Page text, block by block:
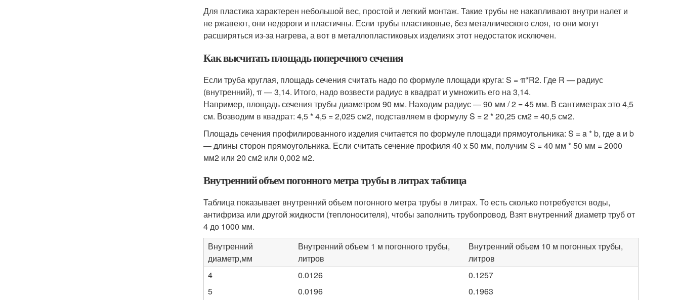
Для пластика характерен небольшой вес, простой и легкий монтаж. Такие трубы не накапливают внутри налет и
не ржавеют, они недороги и пластичны. Если трубы пластиковые, без металлического слоя, то они могут
расширяться из-за нагрева, а вот в металлопластиковых изделиях этот недостаток исключен.
Как высчитать площадь поперечного сечения
Если труба круглая, площадь сечения считать надо по формуле площади круга: S = π*R2. Где R — радиус
(внутренний), π — 3,14. Итого, надо возвести радиус в квадрат и умножить его на 3,14.
Например, площадь сечения трубы диаметром 90 мм. Находим радиус — 90 мм / 2 = 45 мм. В сантиметрах это 4,5
см. Возводим в квадрат: 4,5 * 4,5 = 2,025 см2, подставляем в формулу S = 2 * 20,25 см2 = 40,5 см2.
Площадь сечения профилированного изделия считается по формуле площади прямоугольника: S = a * b, где a и b
— длины сторон прямоугольника. Если считать сечение профиля 40 х 50 мм, получим S = 40 мм * 50 мм = 2000
мм2 или 20 см2 или 0,002 м2.
Внутренний объем погонного метра трубы в литрах таблица
Таблица показывает внутренний объем погонного метра трубы в литрах. То есть сколько потребуется воды,
антифриза или другой жидкости (теплоносителя), чтобы заполнить трубопровод. Взят внутренний диаметр труб от
4 до 1000 мм.
Внутренний
диаметр,мм
Внутренний объем 1 м погонного трубы,
литров
Внутренний объем 10 м погонных трубы,
литров
4
0.0126
0.1257
5
0.0196
0.1963